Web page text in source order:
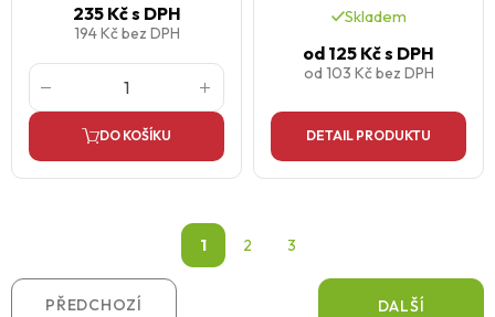
235 Kčs DPH
194 Kčbez DPH
DO KOŠÍKU
Skladem
od 125 Kčs DPH
od 103 Kčbez DPH
DETAIL PRODUKTU
PŘEDCHOZÍ
1 2 3
DALŠÍ